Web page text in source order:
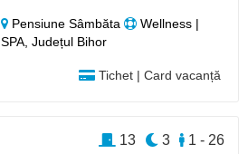
Pensiune Sâmbăta
Wellness |
SPA, Județul Bihor
Tichet | Card vacanță
1 - 26
3
13